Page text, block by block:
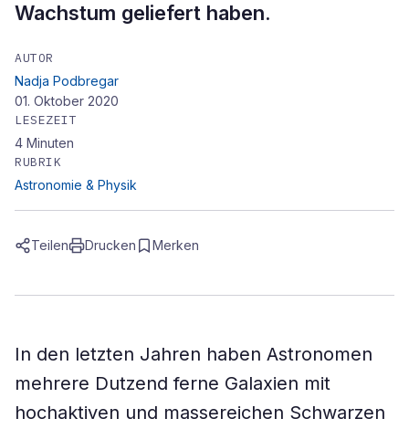
Wachstum geliefert haben.
AUTOR
Nadja Podbregar
01. Oktober 2020
LESEZEIT
4 Minuten
RUBRIK
Astronomie & Physik
Teilen Drucken Merken
In den letzten Jahren haben Astronomen
mehrere Dutzend ferne Galaxien mit
hochaktiven und massereichen Schwarzen